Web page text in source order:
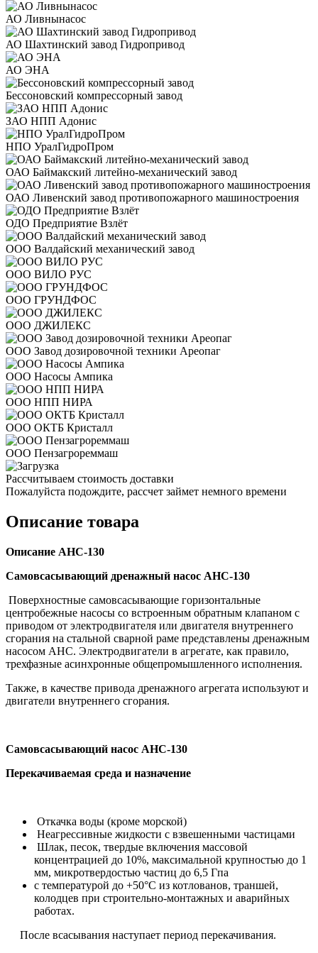
АО Ливнынасос
АО Шахтинский завод Гидропривод
АО ЭНА
Бессоновский компрессорный завод
ЗАО НПП Адонис
НПО УралГидроПром
ОАО Баймакский литейно-механический завод
ОАО Ливенский завод противопожарного машиностроения
ОДО Предприятие Взлёт
ООО Валдайский механический завод
ООО ВИЛО РУС
ООО ГРУНДФОС
ООО ДЖИЛЕКС
ООО Завод дозировочной техники Ареопаг
ООО Насосы Ампика
ООО НПП НИРА
ООО ОКТБ Кристалл
ООО Пензагрореммаш
Рассчитываем стоимость доставки
Пожалуйста подождите, рассчет займет немного времени
Описание товара
Описание АНС-130
Самовсасывающий дренажный насос АНС-130
Поверхностные самовсасывающие горизонтальные
центробежные насосы со встроенным обратным клапаном с
приводом от электродвигателя или двигателя внутреннего
сгорания на стальной сварной раме представлены дренажным
насосом АНС. Электродвигатели в агрегате, как правило,
трехфазные асинхронные общепромышленного исполнения.
Также, в качестве привода дренажного агрегата используют и
двигатели внутреннего сгорания.
Самовсасывающий насос АНС-130
Перекачиваемая среда и назначение
Откачка воды (кроме морской)
Неагрессивные жидкости с взвешенными частицами
Шлак, песок, твердые включения массовой
концентрацией до 10%, максимальной крупностью до 1
мм, микротвердостью частиц до 6,5 Гпа
с температурой до +50°C из котлованов, траншей,
колодцев при строительно-монтажных и аварийных
работах.
После всасывания наступает период перекачивания.